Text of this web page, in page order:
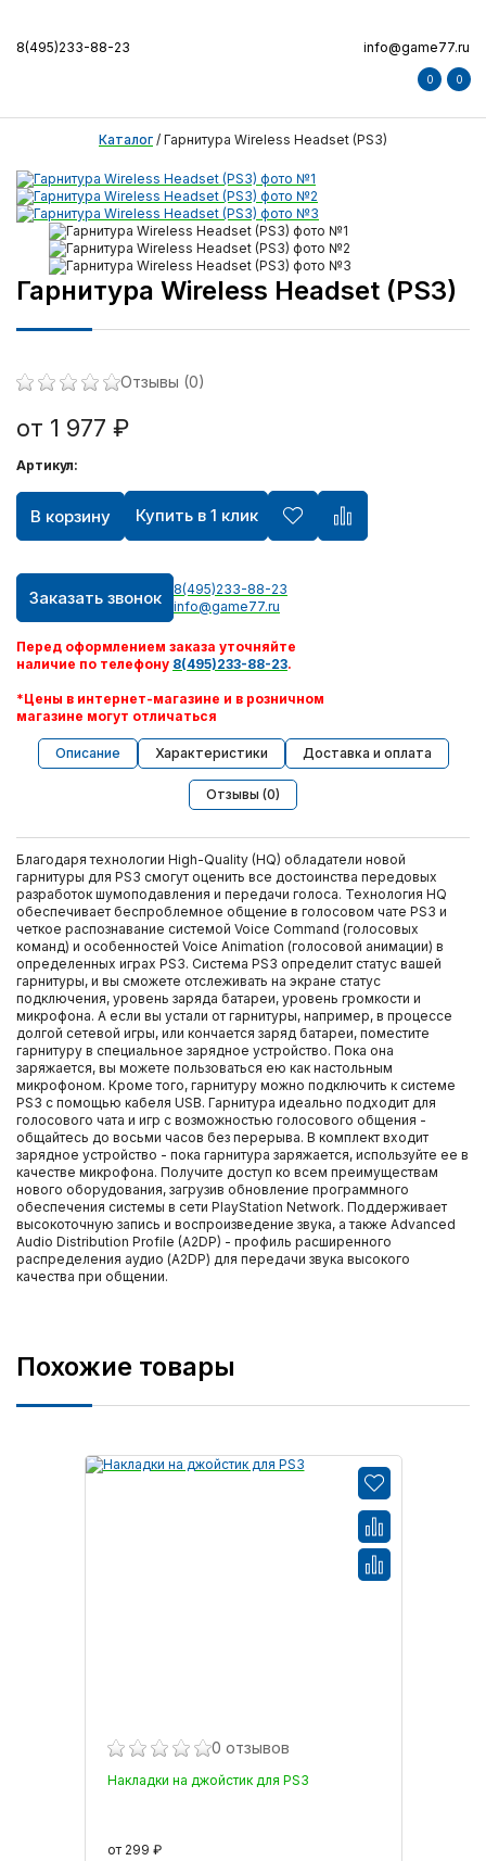
8(495)233-88-23 info@game77.ru
0 0
Каталог / Гарнитура Wireless Headset (PS3)
Гарнитура Wireless Headset (PS3)
Отзывы (0)
от 1 977 ₽
Артикул:
В корзину Купить в 1 клик
Заказать звонок
8(495)233-88-23
info@game77.ru
Перед оформлением заказа уточняйте
наличие по телефону 8(495)233-88-23.
*Цены в интернет-магазине и в розничном
магазине могут отличаться
Описание Характеристики Доставка и оплата
Отзывы (0)
Благодаря технологии High-Quality (HQ) обладатели новой
гарнитуры для PS3 смогут оценить все достоинства передовых
разработок шумоподавления и передачи голоса. Технология HQ
обеспечивает беспроблемное общение в голосовом чате PS3 и
четкое распознавание системой Voice Command (голосовых
команд) и особенностей Voice Animation (голосовой анимации) в
определенных играх PS3. Система PS3 определит статус вашей
гарнитуры, и вы сможете отслеживать на экране статус
подключения, уровень заряда батареи, уровень громкости и
микрофона. А если вы устали от гарнитуры, например, в процессе
долгой сетевой игры, или кончается заряд батареи, поместите
гарнитуру в специальное зарядное устройство. Пока она
заряжается, вы можете пользоваться ею как настольным
микрофоном. Кроме того, гарнитуру можно подключить к системе
PS3 с помощью кабеля USB. Гарнитура идеально подходит для
голосового чата и игр с возможностью голосового общения -
общайтесь до восьми часов без перерыва. В комплект входит
зарядное устройство - пока гарнитура заряжается, используйте ее в
качестве микрофона. Получите доступ ко всем преимуществам
нового оборудования, загрузив обновление программного
обеспечения системы в сети PlayStation Network. Поддерживает
высокоточную запись и воспроизведение звука, а также Advanced
Audio Distribution Profile (A2DP) - профиль расширенного
распределения аудио (A2DP) для передачи звука высокого
качества при общении.
Похожие товары
0 отзывов
Накладки на джойстик для PS3
от 299 ₽